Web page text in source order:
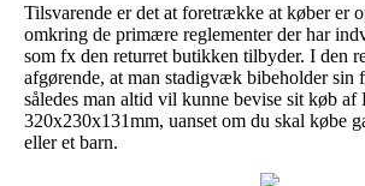
Tilsvarende er det at foretrække at køber er
omkring de primære reglementer der har
som fx den returret butikken tilbyder. I den
afgørende, at man stadigvæk bibeholder sin
således man altid vil kunne bevise sit køb af
320x230x131mm, uanset om du skal købe
eller et barn.